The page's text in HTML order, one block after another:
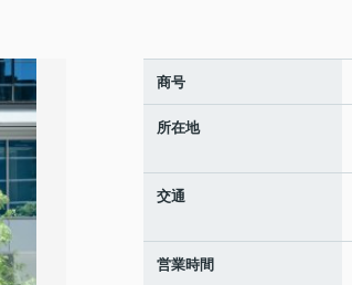
商号
所在地
交通
営業時間